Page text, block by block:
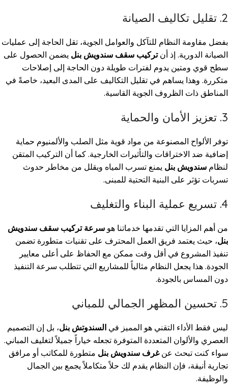
2. تقليل تكاليف الصيانة
بفضل مقاومة النظام للتآكل والعوامل الجوية، تقل الحاجة إلى عمليات
الصيانة الدورية. إذ أنتركيب سقف سندويش بنل يضمن الحصول على
سطح قوي ومتين يدوم لفترات طويلة دون الحاجة إلى إصلاحات
متكررة. وهذا يساهم في تقليل التكاليف على المدى البعيد، خاصةً في
المناطق ذات الظروف الجوية القاسية.
3. تعزيز الأمان والحماية
توفر الألواح المصنوعة من مواد قوية مثل الصلب والألمنيوم حماية
إضافية ضد الاختراقات والتأثيرات الخارجية. كما أن التركيب المتقن
لنظام سندويش بنل يمنع تسرب المياه ويقلل من مخاطر حدوث
تسربات تؤثر على البنية التحتية للمبنى.
4. تسريع عملية البناء والتغليف
من أهم المزايا التي تقدمها خدماتنا هو سرعة تركيب سقف سندويش
بنل، حيث يعتمد فريق العمل المحترف على تقنيات متطورة تضمن
تنفيذ المشروع في أقل وقت ممكن مع الحفاظ على أعلى معايير
الجودة. هذا يجعل النظام مثالياً للمشاريع التي تتطلب سرعة التنفيذ
دون المساس بالجودة.
5. تحسين المظهر الجمالي للمباني
ليس فقط الأداء التقني هو المميز في السندوتش بنل، بل إن التصميم
العصري والألوان المتعددة المتوفرة تجعله خياراً جميلاً لتغليف المباني.
سواء كنت تبحث عنغرف سندويش بنل متطورة للمكاتب أو مرافق
تجارية أنيقة، فإن النظام يقدم لك حلاً متكاملاً يجمع بين الجمال
والوظيفة.